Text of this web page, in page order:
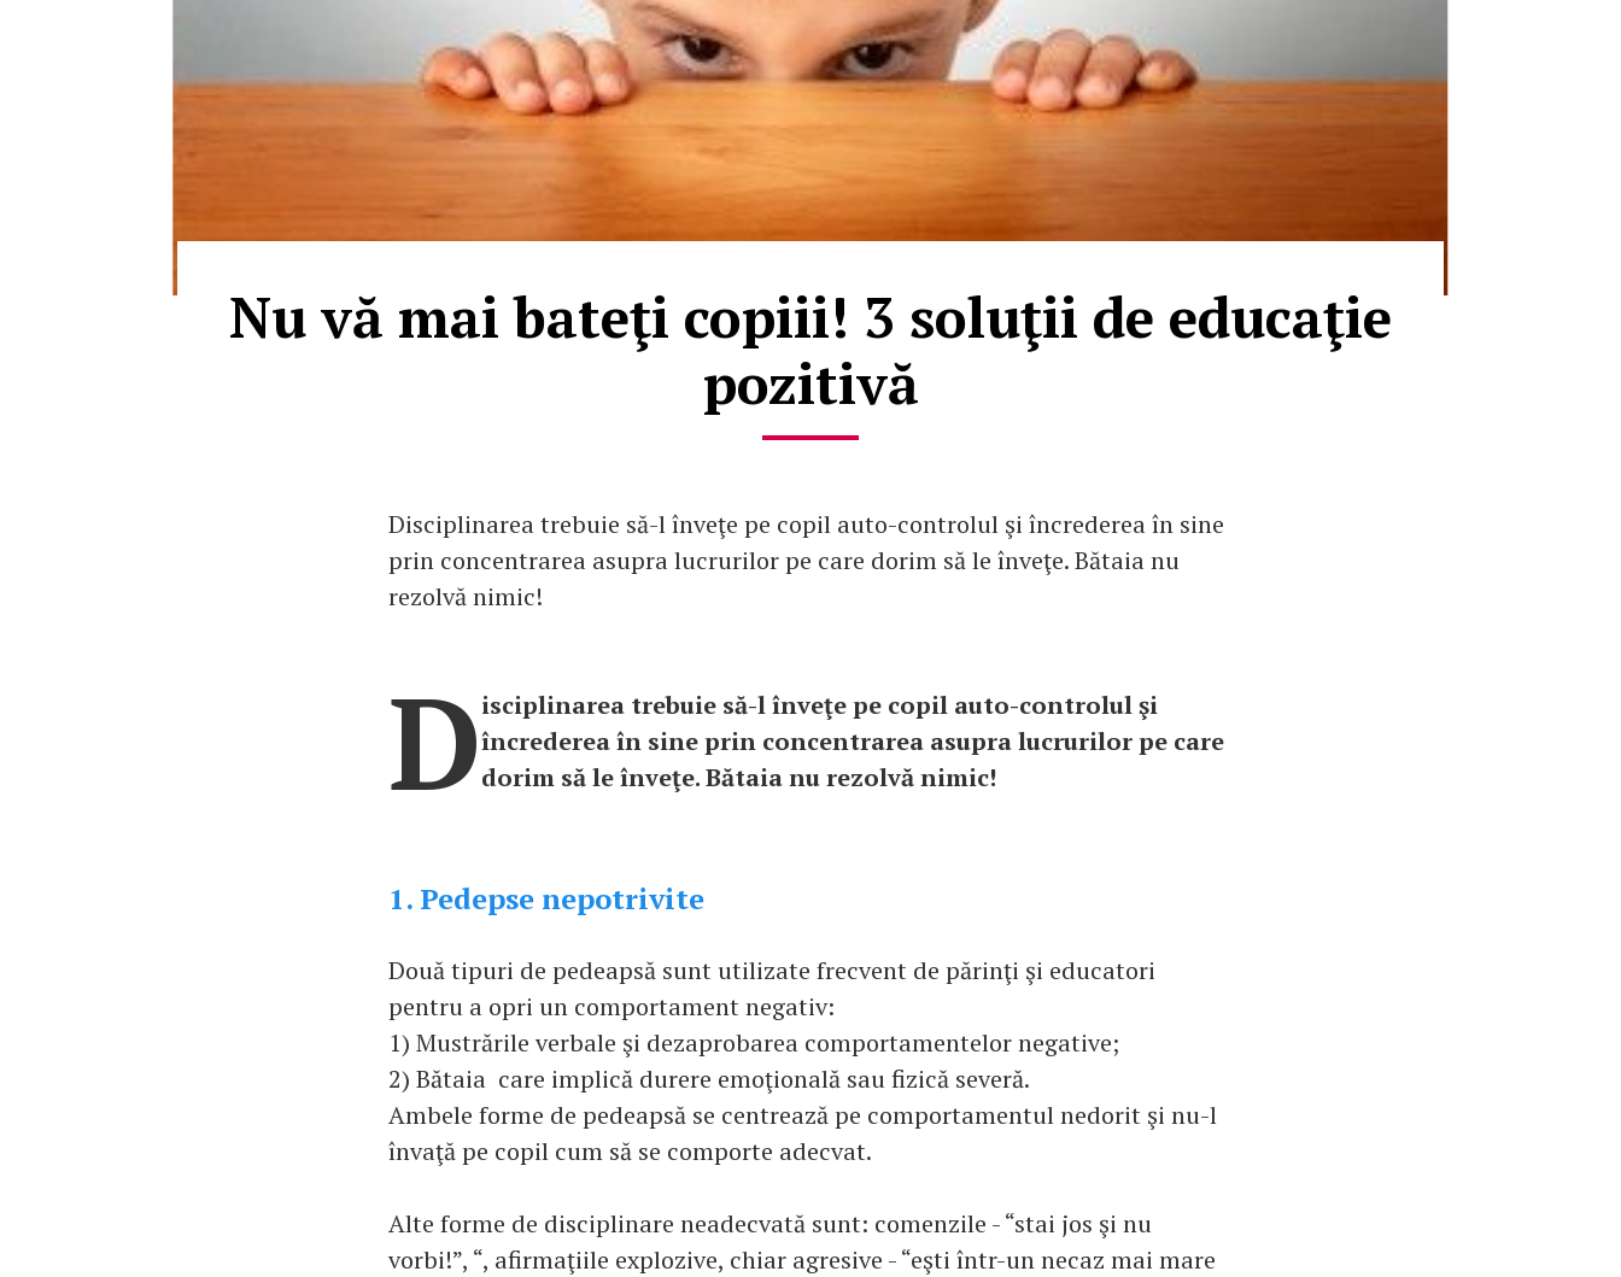
Nu vă mai bateţi copiii! 3 soluţii de educaţie
pozitivă
Disciplinarea trebuie să-l înveţe pe copil auto-controlul şi încrederea în sine
prin concentrarea asupra lucrurilor pe care dorim să le înveţe. Bătaia nu
rezolvă nimic!
Disciplinarea trebuie să-l înveţe pe copil auto-controlul şi
încrederea în sine prin concentrarea asupra lucrurilor pe care
dorim să le înveţe. Bătaia nu rezolvă nimic!
1. Pedepse nepotrivite
Două tipuri de pedeapsă sunt utilizate frecvent de părinţi şi educatori
pentru a opri un comportament negativ:
1) Mustrările verbale şi dezaprobarea comportamentelor negative;
2) Bătaia care implică durere emoţională sau fizică severă.
Ambele forme de pedeapsă se centrează pe comportamentul nedorit şi nu-l
învaţă pe copil cum să se comporte adecvat.
Alte forme de disciplinare neadecvată sunt: comenzile - “stai jos şi nu
vorbi!”, “, afirmaţiile explozive, chiar agresive - “eşti într-un necaz mai mare